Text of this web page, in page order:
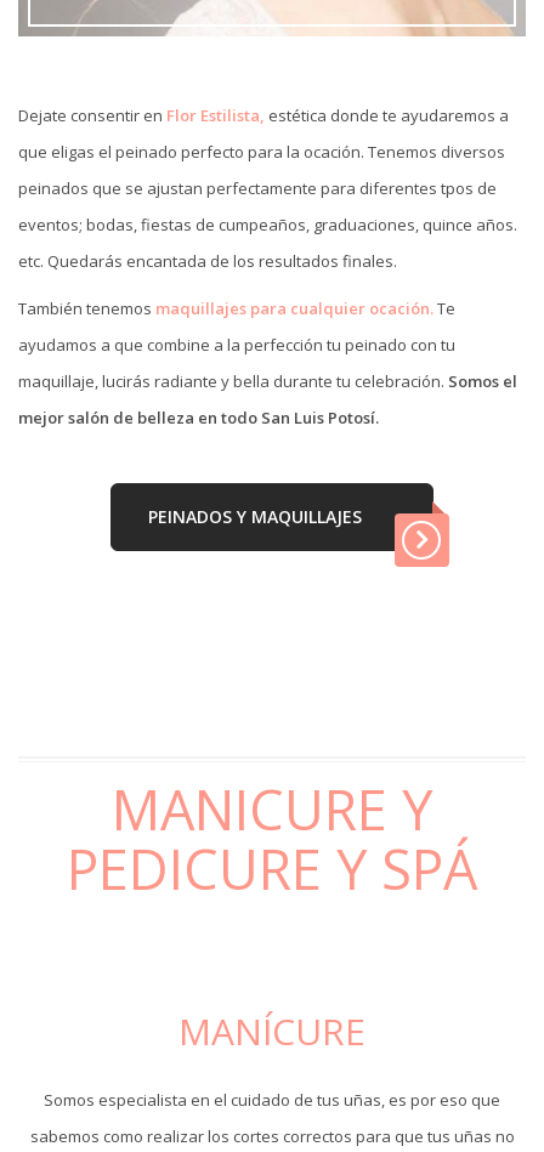
Dejate consentir en Flor Estilista, estética donde te ayudaremos a
que eligas el peinado perfecto para la ocación. Tenemos diversos
peinados que se ajustan perfectamente para diferentes tpos de
eventos; bodas, fiestas de cumpeaños, graduaciones, quince años.
etc. Quedarás encantada de los resultados finales.
También tenemos maquillajes para cualquier ocación.Te
ayudamos a que combine a la perfección tu peinado con tu
maquillaje, lucirás radiante y bella durante tu celebración. Somos el
mejor salón de belleza en todo San Luis Potosí.
PEINADOS Y MAQUILLAJES
MANICURE Y
PEDICURE Y SPÁ
MANÍCURE
Somos especialista en el cuidado de tus uñas, es por eso que
sabemos como realizar los cortes correctos para que tus uñas no